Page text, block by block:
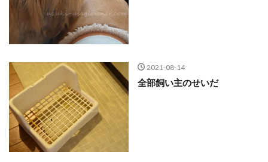
2021-08-14
全部飼い主のせいだ